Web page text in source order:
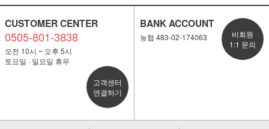
CUSTOMER CENTER
0505-801-3838
오전 10시 ~ 오후 5시
토요일 · 일요일 휴무
고객센터
연결하기
BANK ACCOUNT
농협 483-02-174063
비회원
1:1 문의